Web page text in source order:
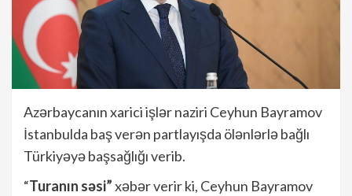
Azərbaycanın xarici işlər naziri Ceyhun Bayramov
İstanbulda baş verən partlayışda ölənlərlə bağlı
Türkiyəyə başsağlığı verib.
“Turanın səsi”xəbər verir ki, Ceyhun Bayramov